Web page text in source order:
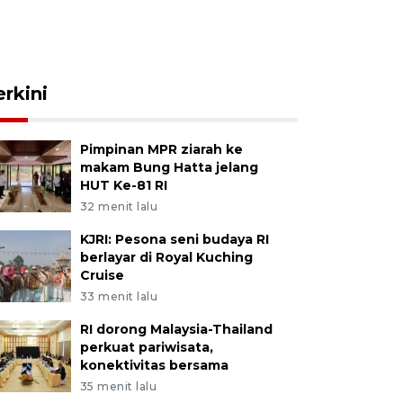
Pimpinan MPR ziarah ke
makam Bung Hatta jelang
HUT Ke-81 RI
32 menit lalu
KJRI: Pesona seni budaya RI
berlayar di Royal Kuching
Cruise
33 menit lalu
RI dorong Malaysia-Thailand
perkuat pariwisata,
konektivitas bersama
35 menit lalu